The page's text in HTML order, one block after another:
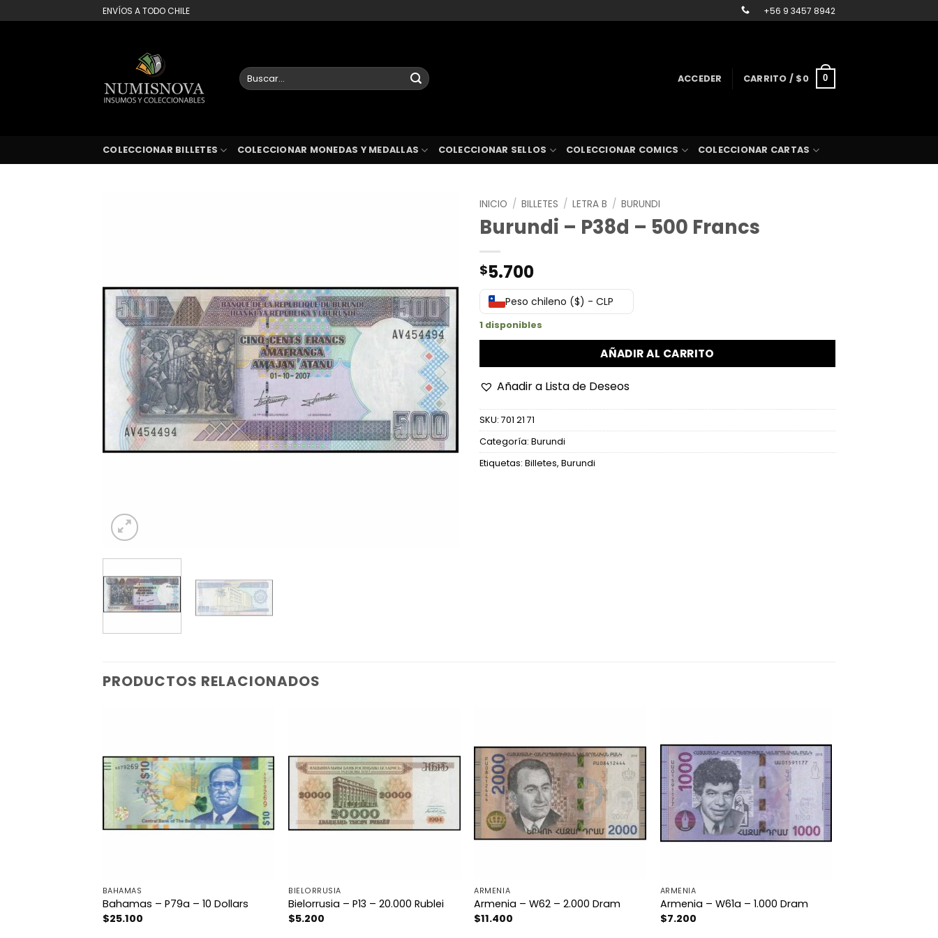
al
ENVÍOS A TODO CHILE +56 9 3457 8942
Buscar
por:
ACCEDER CARRITO / $0 0
COLECCIONAR BILLETES COLECCIONAR MONEDAS Y MEDALLAS COLECCIONAR SELLOS COLECCIONAR COMICS COLECCIONAR CARTAS
INICIO / BILLETES / LETRA B / BURUNDI
Burundi – P38d – 500 Francs
$5.700
Peso chileno ($) - CLP
1 disponibles
AÑADIR AL CARRITO
Añadir a Lista de Deseos
SKU: 701 21 71
Categoría: Burundi
Etiquetas: Billetes, Burundi
PRODUCTOS RELACIONADOS
BAHAMAS
Bahamas – P79a – 10 Dollars
$25.100
BIELORRUSIA
Bielorrusia – P13 – 20.000 Rublei
$5.200
ARMENIA
Armenia – W62 – 2.000 Dram
$11.400
ARMENIA
Armenia – W61a – 1.000 Dram
$7.200